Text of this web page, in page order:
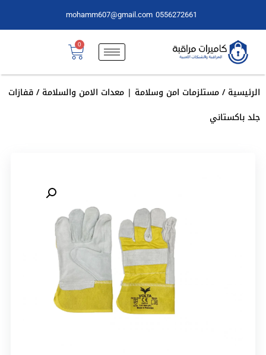
0556272661
mohamm607@gmail.com
0
الرئيسية/مستلزمات امن وسلامة | معدات الامن والسلامة/ قفازات
جلد باكستاني